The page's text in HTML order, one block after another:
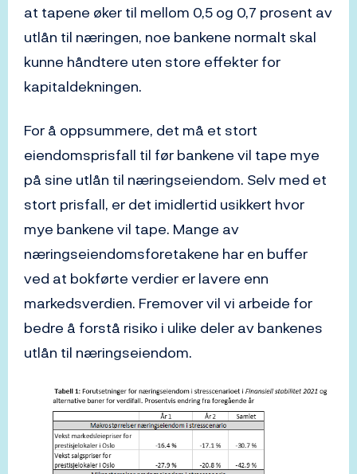
at tapene øker til mellom 0,5 og 0,7 prosent av
utlån til næringen, noe bankene normalt skal
kunne håndtere uten store effekter for
kapitaldekningen.
For å oppsummere, det må et stort
eiendomsprisfall til før bankene vil tape mye
på sine utlån til næringseiendom. Selv med et
stort prisfall, er det imidlertid usikkert hvor
mye bankene vil tape. Mange av
næringseiendomsforetakene har en buffer
ved at bokførte verdier er lavere enn
markedsverdien. Fremover vil vi arbeide for
bedre å forstå risiko i ulike deler av bankenes
utlån til næringseiendom.